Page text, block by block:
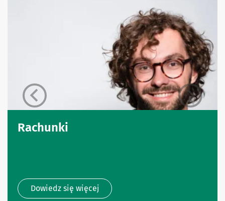
Rachunki
Dowiedz się więcej